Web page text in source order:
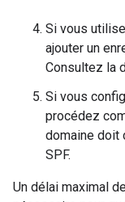
Si vous
ajouter un
Consultez la
Si vous
procédez
domaine doit
SPF.
Un délai maximal